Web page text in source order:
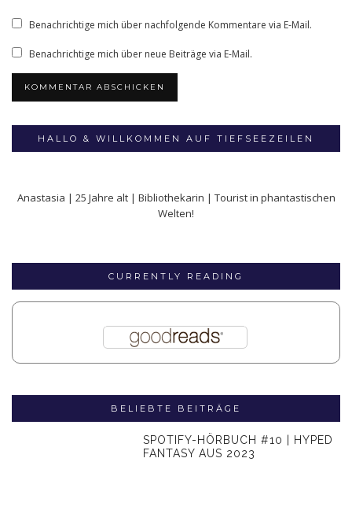
Benachrichtige mich über nachfolgende Kommentare via E-Mail.
Benachrichtige mich über neue Beiträge via E-Mail.
HALLO & WILLKOMMEN AUF TIEFSEEZEILEN
Anastasia | 25 Jahre alt | Bibliothekarin | Tourist in phantastischen
Welten!
CURRENTLY READING
BELIEBTE BEITRÄGE
SPOTIFY-HÖRBUCH #10 | HYPED
FANTASY AUS 2023